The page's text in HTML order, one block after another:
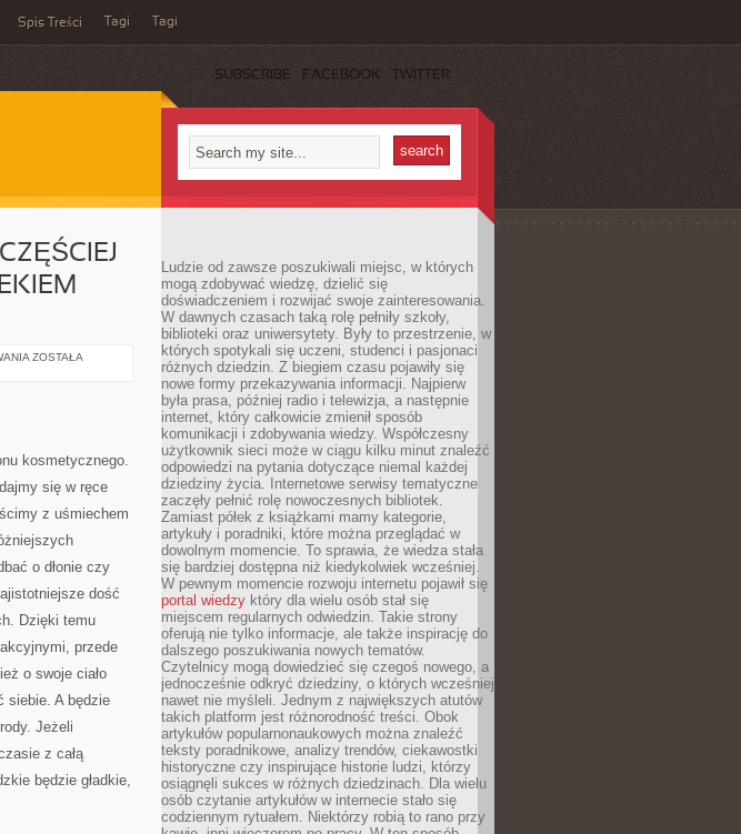
Spis Treści Tagi Tagi
SUBSCRIBE FACEBOOK TWITTER
W
TRACĄ
Z
SWOJE
ZOSTAŁA
kosmetycznego.
się w ręce
z uśmiechem
o dłonie czy
dość
Dzięki temu
przede
o swoje ciało
siebie. A będzie
Jeżeli
z całą
będzie gładkie,
Ludzie od zawsze poszukiwali miejsc, w których
mogą zdobywać wiedzę, dzielić się
doświadczeniem i rozwijać swoje zainteresowania.
W dawnych czasach taką rolę pełniły szkoły,
biblioteki oraz uniwersytety. Były to przestrzenie, w
których spotykali się uczeni, studenci i pasjonaci
różnych dziedzin. Z biegiem czasu pojawiły się
nowe formy przekazywania informacji. Najpierw
była prasa, później radio i telewizja, a następnie
internet, który całkowicie zmienił sposób
komunikacji i zdobywania wiedzy. Współczesny
użytkownik sieci może w ciągu kilku minut znaleźć
odpowiedzi na pytania dotyczące niemal każdej
dziedziny życia. Internetowe serwisy tematyczne
zaczęły pełnić rolę nowoczesnych bibliotek.
Zamiast półek z książkami mamy kategorie,
artykuły i poradniki, które można przeglądać w
dowolnym momencie. To sprawia, że wiedza stała
się bardziej dostępna niż kiedykolwiek wcześniej.
W pewnym momencie rozwoju internetu pojawił się
portal wiedzy który dla wielu osób stał się
miejscem regularnych odwiedzin. Takie strony
oferują nie tylko informacje, ale także inspirację do
dalszego poszukiwania nowych tematów.
Czytelnicy mogą dowiedzieć się czegoś nowego, a
jednocześnie odkryć dziedziny, o których wcześniej
nawet nie myśleli. Jednym z największych atutów
takich platform jest różnorodność treści. Obok
artykułów popularnonaukowych można znaleźć
teksty poradnikowe, analizy trendów, ciekawostki
historyczne czy inspirujące historie ludzi, którzy
osiągnęli sukces w różnych dziedzinach. Dla wielu
osób czytanie artykułów w internecie stało się
codziennym rytuałem. Niektórzy robią to rano przy